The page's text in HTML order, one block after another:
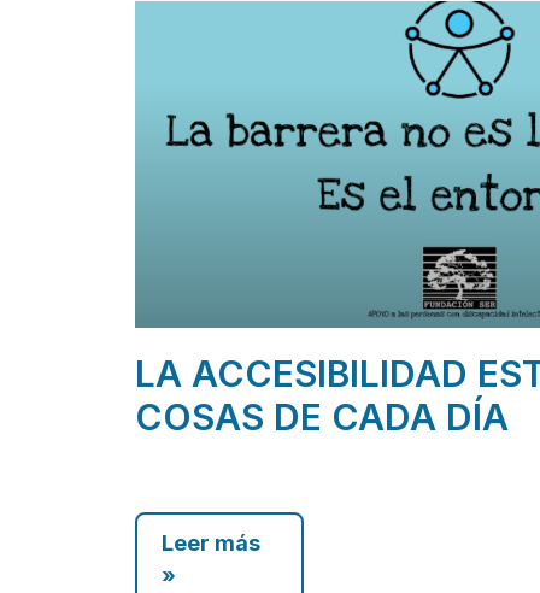
LA ACCESIBILIDAD
COSAS DE CADA DÍA
Leer más
»